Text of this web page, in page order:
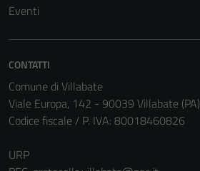
Eventi
CONTATTI
Comune di Villabate
Viale Europa, 142 - 90039 Villabate (PA)
Codice fiscale / P. IVA: 80018460826
URP